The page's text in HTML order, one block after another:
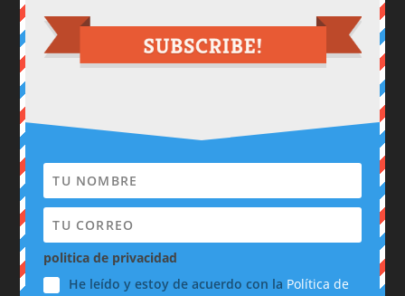
politica de privacidad
He leído y estoy de acuerdo con la Política de